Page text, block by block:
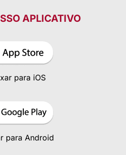
APLICATIVO
para iOS
para Android